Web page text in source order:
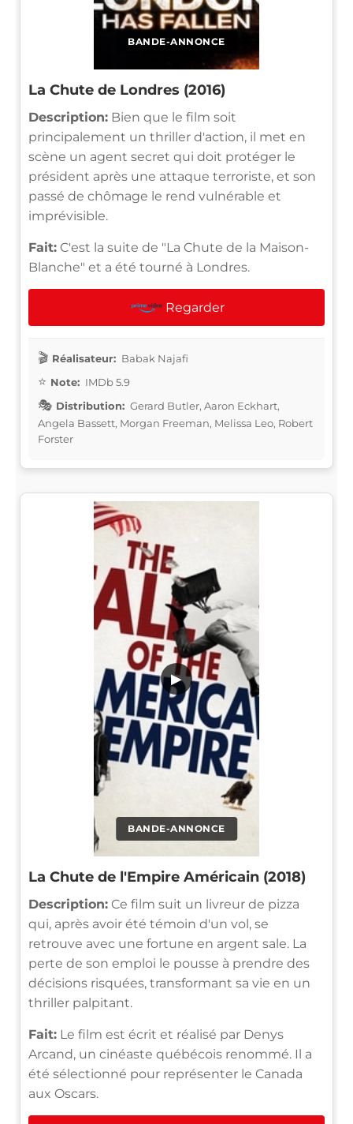
BANDE-ANNONCE
La Chute de Londres (2016)
Description: Bien que le film soit
principalement un thriller d'action, il met en
scène un agent secret qui doit protéger le
président après une attaque terroriste, et son
passé de chômage le rend vulnérable et
imprévisible.
Fait: C'est la suite de "La Chute de la Maison-
Blanche" et a été tourné à Londres.
Regarder
Réalisateur: Babak Najafi
Note: IMDb 5.9
Distribution: Gerard Butler, Aaron Eckhart,
Angela Bassett, Morgan Freeman, Melissa Leo, Robert
Forster
BANDE-ANNONCE
▶
La Chute de l'Empire Américain (2018)
Description: Ce film suit un livreur de pizza
qui, après avoir été témoin d'un vol, se
retrouve avec une fortune en argent sale. La
perte de son emploi le pousse à prendre des
décisions risquées, transformant sa vie en un
thriller palpitant.
Fait: Le film est écrit et réalisé par Denys
Arcand, un cinéaste québécois renommé. Il a
été sélectionné pour représenter le Canada
aux Oscars.